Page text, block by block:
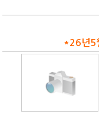
*26년5